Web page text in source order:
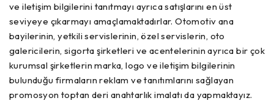
ve iletişim bilgilerini tanıtmayı ayrıca satışlarını en üst
seviyeye çıkarmayı amaçlamaktadırlar. Otomotiv ana
bayilerinin, yetkili servislerinin, özel servislerin, oto
galericilerin, sigorta şirketleri ve acentelerinin ayrıca bir çok
kurumsal şirketlerin marka, logo ve iletişim bilgilerinin
bulunduğu firmaların reklam ve tanıtımlarını sağlayan
promosyon toptan deri anahtarlık imalatı da yapmaktayız.